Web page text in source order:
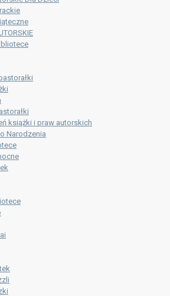
książki i praw autorskich
Narodzenia